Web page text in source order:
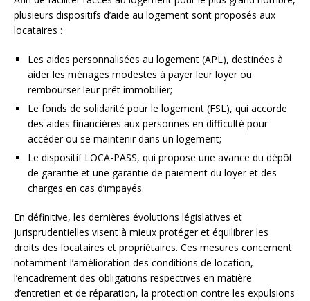
plusieurs dispositifs d’aide au logement sont proposés aux
locataires :
Les aides personnalisées au logement (APL), destinées à
aider les ménages modestes à payer leur loyer ou
rembourser leur prêt immobilier;
Le fonds de solidarité pour le logement (FSL), qui accorde
des aides financières aux personnes en difficulté pour
accéder ou se maintenir dans un logement;
Le dispositif LOCA-PASS, qui propose une avance du dépôt
de garantie et une garantie de paiement du loyer et des
charges en cas d’impayés.
En définitive, les dernières évolutions législatives et
jurisprudentielles visent à mieux protéger et équilibrer les
droits des locataires et propriétaires. Ces mesures concernent
notamment l’amélioration des conditions de location,
l’encadrement des obligations respectives en matière
d’entretien et de réparation, la protection contre les expulsions